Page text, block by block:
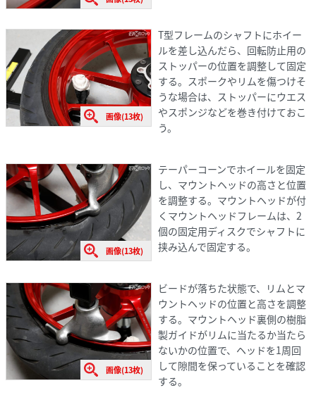
画像(13枚)
T型フレームのシャフトにホイー
ルを差し込んだら、回転防止用の
ストッパーの位置を調整して固定
する。スポークやリムを傷つけそ
うな場合は、ストッパーにウエス
やスポンジなどを巻き付けておこ
う。
画像(13枚)
テーパーコーンでホイールを固定
し、マウントヘッドの高さと位置
を調整する。マウントヘッドが付
くマウントヘッドフレームは、2
個の固定用ディスクでシャフトに
挟み込んで固定する。
画像(13枚)
ビードが落ちた状態で、リムとマ
ウントヘッドの位置と高さを調整
する。マウントヘッド裏側の樹脂
製ガイドがリムに当たるか当たら
ないかの位置で、ヘッドを1周回
して隙間を保っていることを確認
する。